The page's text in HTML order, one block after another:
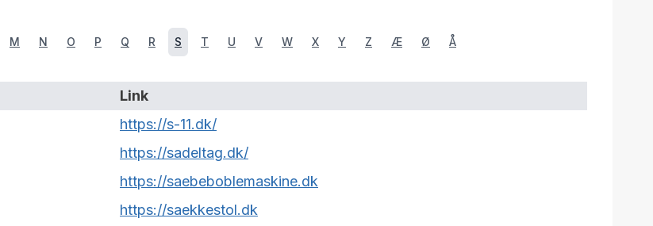
M N O P Q R S T U V W X Y Z Æ Ø Å
Link
https://s-11.dk/
https://sadeltag.dk/
https://saebeboblemaskine.dk
https://saekkestol.dk